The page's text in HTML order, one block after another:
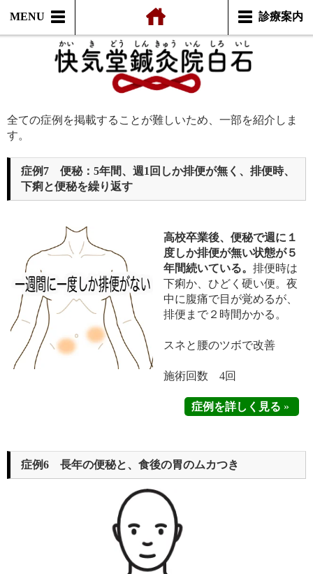
MENU 診療案内
全ての症例を掲載することが難しいため、一部を紹介しま
す。
症例7 便秘：5年間、週1回しか排便が無く、排便時、
下痢と便秘を繰り返す
高校卒業後、便秘で週に１
度しか排便が無い状態が５
年間続いている。 排便時は
下痢か、ひどく硬い便。夜
中に腹痛で目が覚めるが、
排便まで２時間かかる。
スネと腰のツボで改善
施術回数 4回
症例を詳しく見る »
症例6 長年の便秘と、食後の胃のムカつき